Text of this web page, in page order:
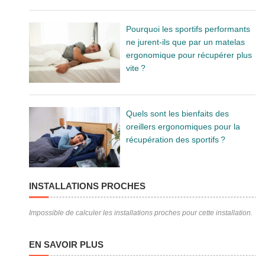
Pourquoi les sportifs performants
ne jurent-ils que par un matelas
ergonomique pour récupérer plus
vite ?
Quels sont les bienfaits des
oreillers ergonomiques pour la
récupération des sportifs ?
INSTALLATIONS PROCHES
Impossible de calculer les installations proches pour cette installation.
EN SAVOIR PLUS